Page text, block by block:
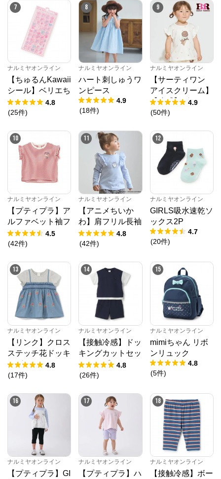
7
ナルミヤオンライン
【ちゅるんKawaii
シール】ベリエち
ゃん
4.8
(25件)
8
ナルミヤオンライン
ハート刺しゅうワ
ンピース
4.9
(18件)
9
ナルミヤオンライン
【サーティワン
アイスクリーム】
【冷感】グラフィ
ック半袖Tシャツ
4.9
(50件)
10
ナルミヤオンライン
【プティプラ】ア
ルファベット袖フ
リルTシャツ
4.5
(42件)
11
ナルミヤオンライン
【アニメちいか
わ】肩フリル長袖
Tシャツ
4.8
(42件)
12
ナルミヤオンライン
GIRLS吸水速乾ソ
ックス2P
4.7
(20件)
13
ナルミヤオンライン
【リンク】クロス
ステッチ花ドッキ
ングTシャツ
4.8
(17件)
14
ナルミヤオンライン
【接触冷感】ドッ
キングカットセッ
トアップ
4.8
(26件)
15
ナルミヤオンライン
mimiちゃん リボ
ンリュック
4.8
(5件)
16
ナルミヤオンライン
【プティプラ】GI
17
ナルミヤオンライン
【プティプラ】ハ
18
ナルミヤオンライン
【接触冷感】ボー